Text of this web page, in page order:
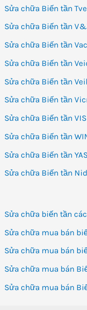
Sửa chữa Biến tần
Sửa chữa Biến tần
Sửa chữa Biến tần
Sửa chữa Biến tần
Sửa chữa Biến tần
Sửa chữa Biến tần
Sửa chữa Biến tần
Sửa chữa Biến tần
Sửa chữa Biến tần
Sửa chữa Biến tần
Sửa chữa biến tần
Sửa chữa mua bán
Sửa chữa mua bán
Sửa chữa mua bán
Sửa chữa mua bán